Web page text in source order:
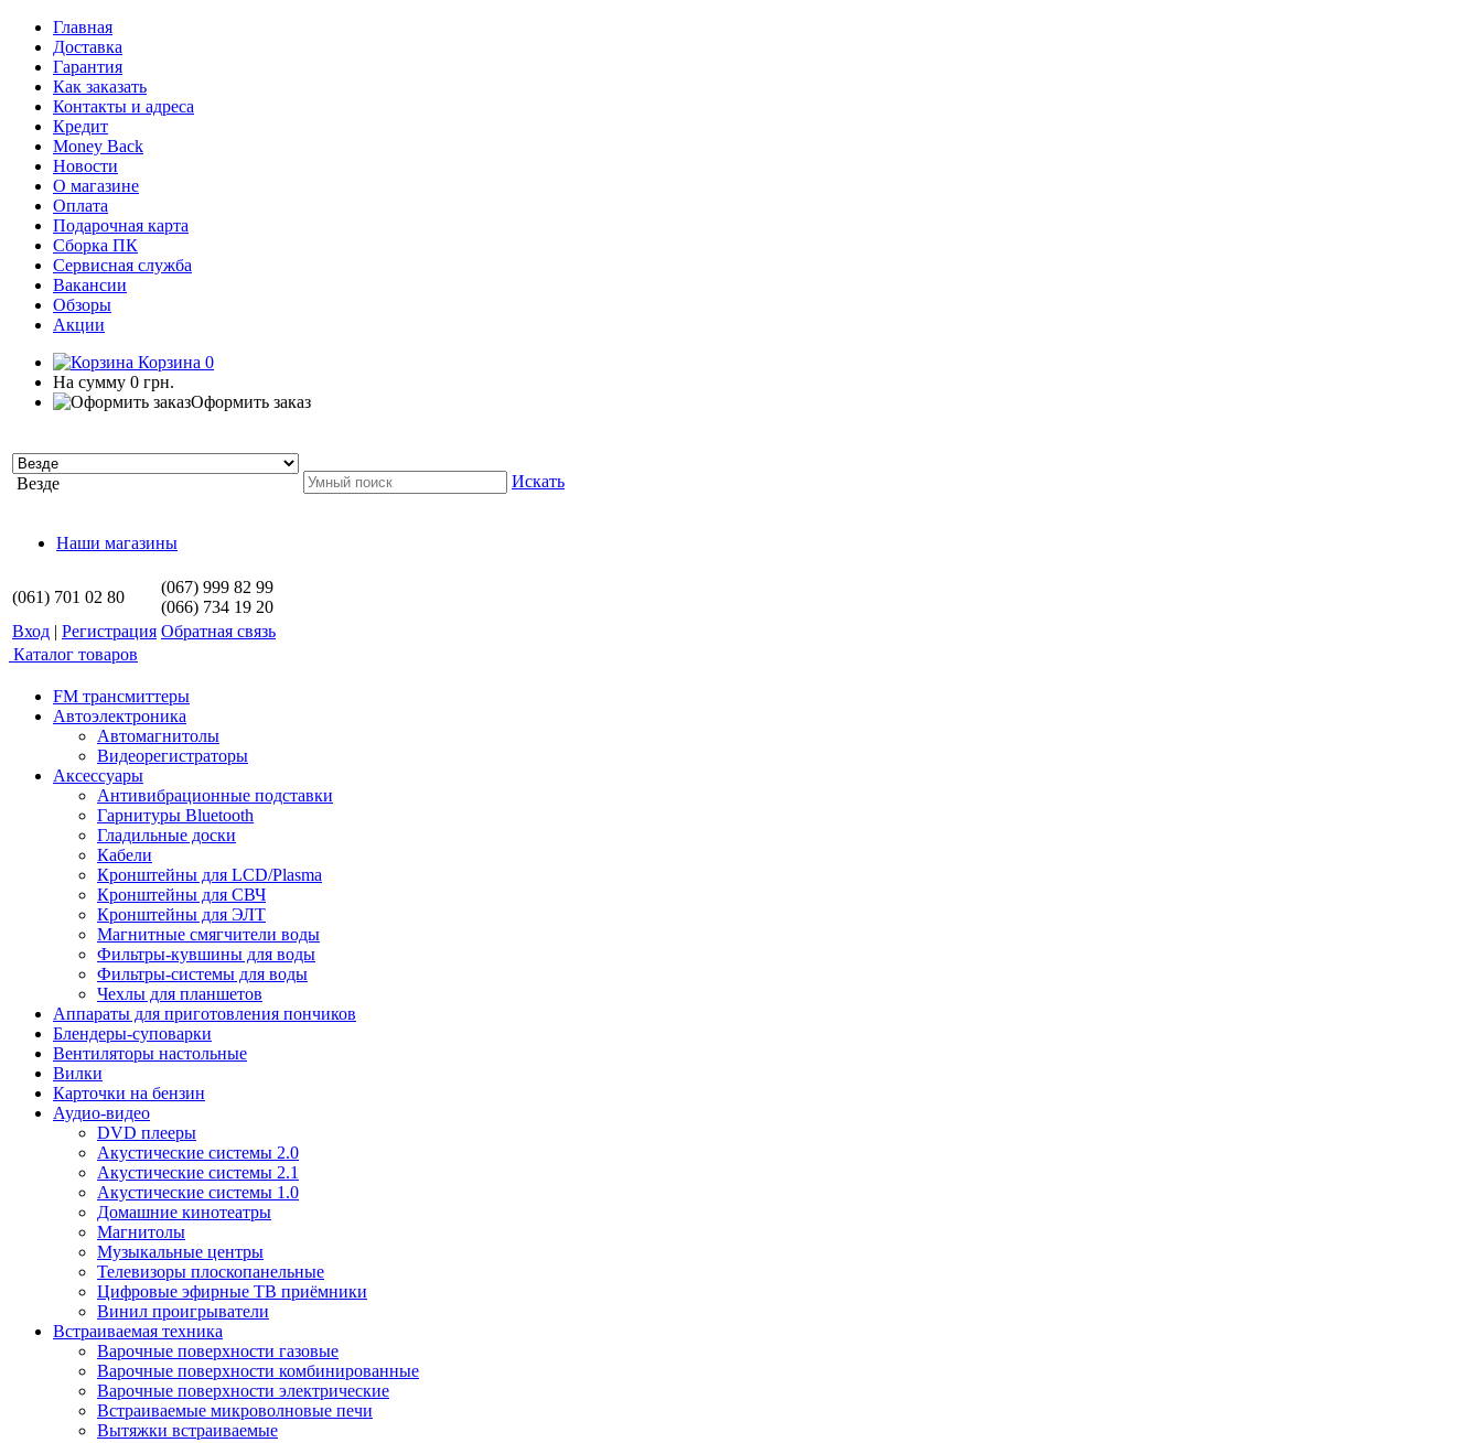
Главная
Доставка
Гарантия
Как заказать
Контакты и адреса
Кредит
Money Back
Новости
О магазине
Оплата
Подарочная карта
Сборка ПК
Сервисная служба
Вакансии
Обзоры
Акции
Корзина 0
На сумму 0 грн.
Оформить заказ
Везде Искать
Наши магазины
(061) 701 02 80
(067) 999 82 99
(066) 734 19 20
Вход | Регистрация Обратная связь
Каталог товаров
FM трансмиттеры
Автоэлектроника
Автомагнитолы
Видеорегистраторы
Аксессуары
Антивибрационные подставки
Гарнитуры Bluetooth
Гладильные доски
Кабели
Кронштейны для LCD/Plasma
Кронштейны для СВЧ
Кронштейны для ЭЛТ
Магнитные смягчители воды
Фильтры-кувшины для воды
Фильтры-системы для воды
Чехлы для планшетов
Аппараты для приготовления пончиков
Блендеры-суповарки
Вентиляторы настольные
Вилки
Карточки на бензин
Аудио-видео
DVD плееры
Акустические системы 2.0
Акустические системы 2.1
Акустические системы 1.0
Домашние кинотеатры
Магнитолы
Музыкальные центры
Телевизоры плоскопанельные
Цифровые эфирные ТВ приёмники
Винил проигрыватели
Встраиваемая техника
Варочные поверхности газовые
Варочные поверхности комбинированные
Варочные поверхности электрические
Встраиваемые микроволновые печи
Вытяжки встраиваемые